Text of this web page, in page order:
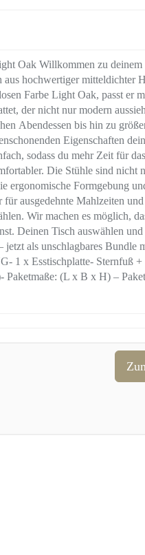
Oak Willkommen zu deinem
hochwertiger mitteldichter
Farbe Light Oak, passt er
der nicht nur modern
Abendessen bis hin zu
Eigenschaften
sodass du mehr Zeit für
Die Stühle sind nicht
ergonomische Formgebung
ausgedehnte Mahlzeiten
Wir machen es möglich,
Deinen Tisch auswählen und
als unschlagbares Bundle
1 x Esstischplatte- Sternfuß +
Paketmaße: (L x B x H) –